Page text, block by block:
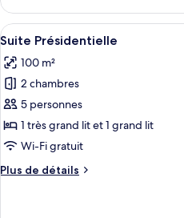
piscine
privée
le
type
de
Suite
Supérieure,
privée
Afficher
toutes
les
photos
pour
ce
type
chambre :
13
Suite Présidentielle
100 m²
2 chambres
5 personnes
1 très grand lit et 1 grand lit
Wi-Fi gratuit
Plus de détails
Plus